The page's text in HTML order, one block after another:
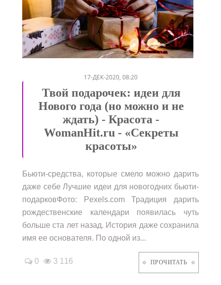
/////
17-ДЕК-2020, 08:20
Твой подарочек: идеи для
Нового года (но можно и не
ждать) - Красота -
WomanHit.ru - «Секреты
красоты»
Бьюти-средства, которые смело можно дарить
даже себе Лучшие идеи для новогодних бьюти-
подарковФото: Pexels.com Традиция дарить
рождественские календари появилась чуть
больше ста лет назад. История даже сохранила
имя ее основателя. По одной из...
0 3 116 ПРОЧИТАТЬ